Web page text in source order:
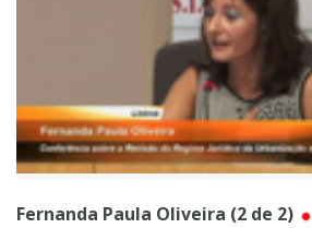
Fernanda Paula Oliveira (2 de 2)